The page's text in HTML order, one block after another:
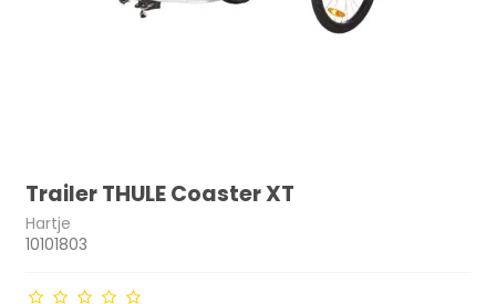
Trailer THULE Coaster XT
Hartje
10101803